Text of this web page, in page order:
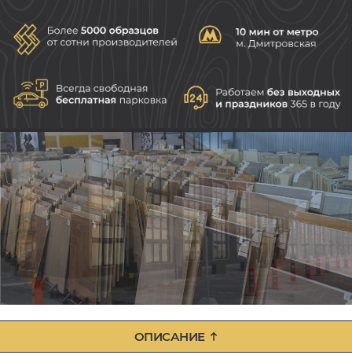
ОПИСАНИЕ